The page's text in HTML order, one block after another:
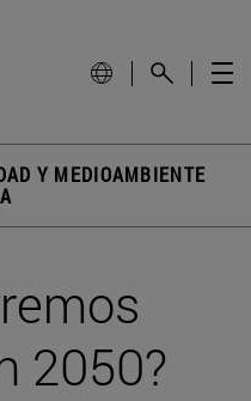
Y MEDIOAMBIENTE
2050?